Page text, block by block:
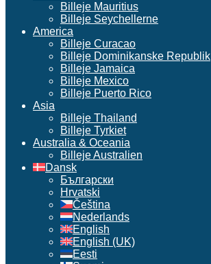
Billeje Mauritius
Billeje Seychellerne
America
Billeje Curacao
Billeje Dominikanske Republik
Billeje Jamaica
Billeje Mexico
Billeje Puerto Rico
Asia
Billeje Thailand
Billeje Tyrkiet
Australia & Oceania
Billeje Australien
Dansk
Български
Hrvatski
Čeština
Nederlands
English
English (UK)
Eesti